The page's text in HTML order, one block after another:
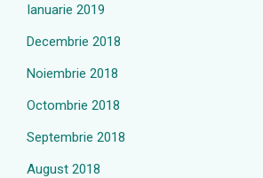
Ianuarie 2019
Decembrie 2018
Noiembrie 2018
Octombrie 2018
Septembrie 2018
August 2018